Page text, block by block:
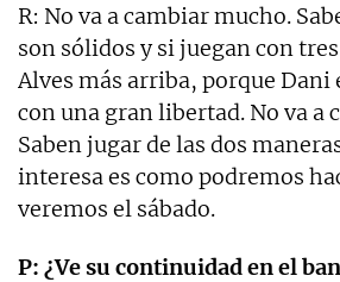
R: No va a cambiar mucho.
son sólidos y si juegan con
Alves más arriba, porque Dani
con una gran libertad. No va a
Saben jugar de las dos
interesa es como podremos
veremos el sábado.
P: ¿Ve su continuidad en el